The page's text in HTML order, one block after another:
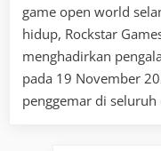
game open world
hidup, Rockstar
menghadirkan
pada 19 November
penggemar di seluruh